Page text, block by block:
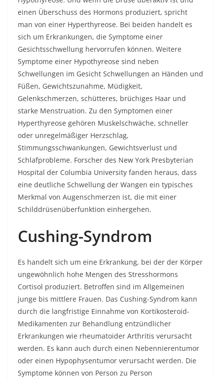
einen Überschuss des Hormons produziert, spricht
man von einer Hyperthyreose. Bei beiden handelt es
sich um Erkrankungen, die Symptome einer
Gesichtsschwellung hervorrufen können. Weitere
Symptome einer Hypothyreose sind neben
Schwellungen im Gesicht Schwellungen an Händen und
Füßen, Gewichtszunahme, Müdigkeit,
Gelenkschmerzen, schütteres, brüchiges Haar und
starke Menstruation. Zu den Symptomen einer
Hyperthyreose gehören Muskelschwäche, schneller
oder unregelmäßiger Herzschlag,
Stimmungsschwankungen, Gewichtsverlust und
Schlafprobleme. Forscher des New York Presbyterian
Hospital der Columbia University fanden heraus, dass
eine deutliche Schwellung der Wangen ein typisches
Merkmal von Augenschmerzen ist, die mit einer
Schilddrüsenüberfunktion einhergehen.
Cushing-Syndrom
Es handelt sich um eine Erkrankung, bei der der Körper
ungewöhnlich hohe Mengen des Stresshormons
Cortisol produziert. Betroffen sind im Allgemeinen
junge bis mittlere Frauen. Das Cushing-Syndrom kann
durch die langfristige Einnahme von Kortikosteroid-
Medikamenten zur Behandlung entzündlicher
Erkrankungen wie rheumatoider Arthritis verursacht
werden. Es kann auch durch einen Nebennierentumor
oder einen Hypophysentumor verursacht werden. Die
Symptome können von Person zu Person